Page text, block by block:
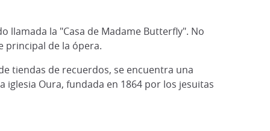
llamada la "Casa de Madame Butterfly". No
principal de la ópera.
tiendas de recuerdos, se encuentra una
Oura, fundada en 1864 por los jesuitas